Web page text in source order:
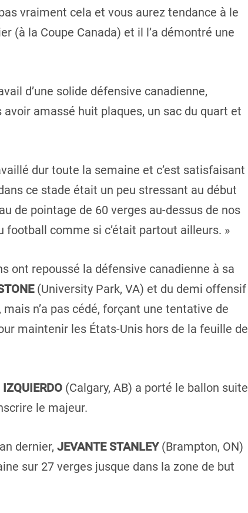
vraiment cela et vous aurez tendance à le
(à la Coupe Canada) et il l’a démontré une
d’une solide défensive canadienne,
amassé huit plaques, un sac du quart et
dur toute la semaine et c’est satisfaisant
ce stade était un peu stressant au début
de pointage de 60 verges au-dessus de nos
comme si c’était partout ailleurs. »
ont repoussé la défensive canadienne à sa
(University Park, VA) et du demi offensif
n’a pas cédé, forçant une tentative de
maintenir les États-Unis hors de la feuille de
(Calgary, AB) a porté le ballon suite
le majeur.
dernier, JEVANTE STANLEY(Brampton, ON)
sur 27 verges jusque dans la zone de but